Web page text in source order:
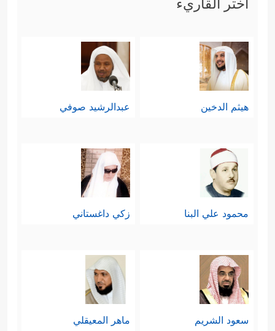
هيثم الدخين عبدالرشيد صوفي
محمود علي البنا زكي داغستاني
سعود الشريم ماهر المعيقلي